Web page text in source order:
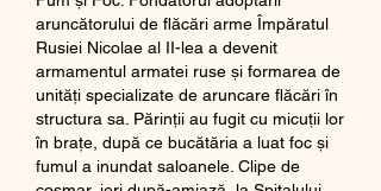
aruncătorului de flăcări arme Împăratul
Rusiei Nicolae al II-lea a devenit
armamentul armatei ruse și formarea de
unități specializate de aruncare flăcări în
structura sa. Părinţii au fugit cu micuții lor
în braţe, după ce bucătăria a luat foc și
fumul a inundat saloanele. Clipe de